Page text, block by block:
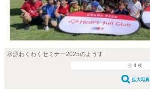
水源わくわくセミナー2025のようす
全 4 枚
拡大写真